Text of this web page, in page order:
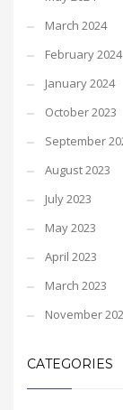
March 2024
February 2024
January 2024
October 2023
September
August 2023
July 2023
May 2023
April 2023
March 2023
November
CATEGORIES